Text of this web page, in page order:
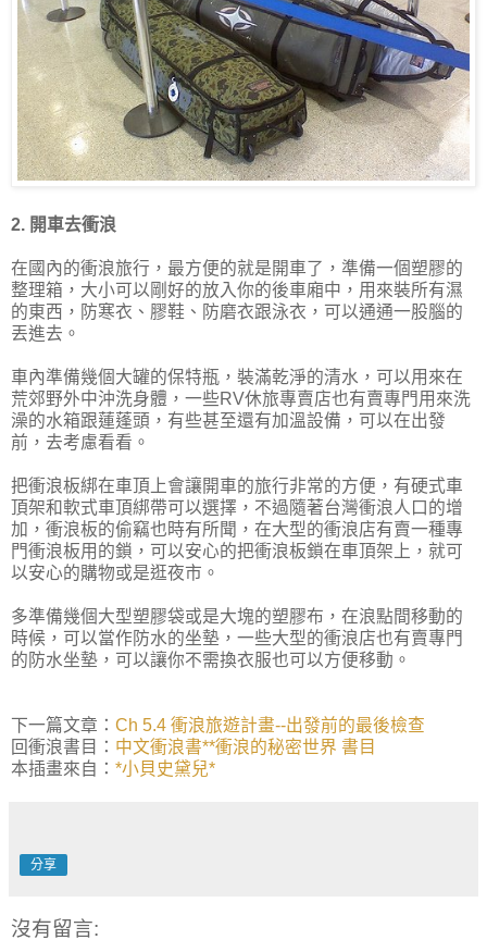
2. 開車去衝浪
在國內的衝浪旅行，最方便的就是開車了，準備一個塑膠的
整理箱，大小可以剛好的放入你的後車廂中，用來裝所有濕
的東西，防寒衣、膠鞋、防磨衣跟泳衣，可以通通一股腦的
丟進去。
車內準備幾個大罐的保特瓶，裝滿乾淨的清水，可以用來在
荒郊野外中沖洗身體，一些RV休旅專賣店也有賣專門用來洗
澡的水箱跟蓮蓬頭，有些甚至還有加溫設備，可以在出發
前，去考慮看看。
把衝浪板綁在車頂上會讓開車的旅行非常的方便，有硬式車
頂架和軟式車頂綁帶可以選擇，不過隨著台灣衝浪人口的增
加，衝浪板的偷竊也時有所聞，在大型的衝浪店有賣一種專
門衝浪板用的鎖，可以安心的把衝浪板鎖在車頂架上，就可
以安心的購物或是逛夜市。
多準備幾個大型塑膠袋或是大塊的塑膠布，在浪點間移動的
時候，可以當作防水的坐墊，一些大型的衝浪店也有賣專門
的防水坐墊，可以讓你不需換衣服也可以方便移動。
下一篇文章： Ch 5.4 衝浪旅遊計畫--出發前的最後檢查
回衝浪書目： 中文衝浪書**衝浪的秘密世界 書目
本插畫來自： *小貝史黛兒*
分享
沒有留言: